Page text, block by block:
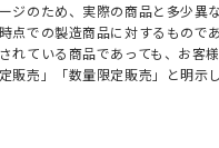
ジのため、実際の商品と多少異
点での製造商品に対するもので
れている商品であっても、お客
販売」「数量限定販売」と明示